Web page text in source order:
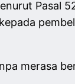
Pasal
merasa